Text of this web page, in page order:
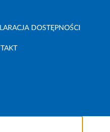
DOSTĘPNOŚCI